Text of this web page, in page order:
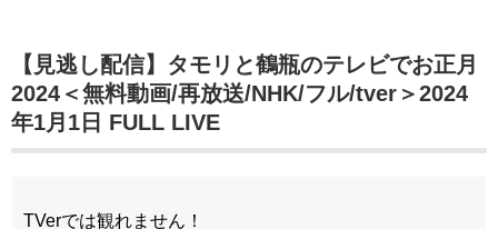
【見逃し配信】タモリと鶴瓶のテレビでお正月
2024＜無料動画/再放送/NHK/フル/tver＞2024
年1月1日 FULL LIVE
TVerでは観れません！